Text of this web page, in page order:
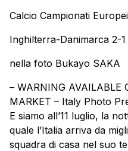
Calcio Campionati
Inghilterra-Danimarca 2-1
nella foto Bukayo SAKA
– WARNING AVAILABLE
MARKET – Italy Photo
E siamo all’11 luglio, la
quale l’Italia arriva da
squadra di casa nel suo